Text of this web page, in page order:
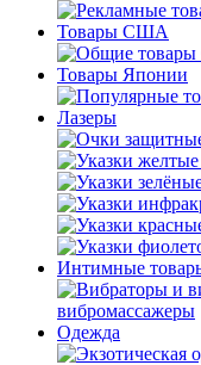
Товары США
Товары Японии
Лазеры
Интимные
вибромассажеры
Одежда